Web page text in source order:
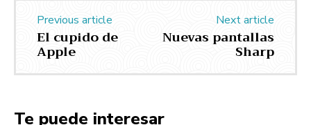
Previous article
El cupido de
Apple
Next article
Nuevas pantallas
Sharp
Te puede interesar